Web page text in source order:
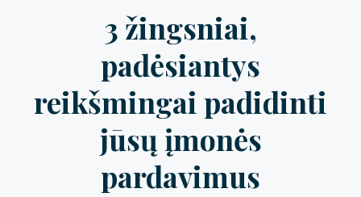
3 žingsniai,
padėsiantys
reikšmingai padidinti
jūsų įmonės
pardavimus